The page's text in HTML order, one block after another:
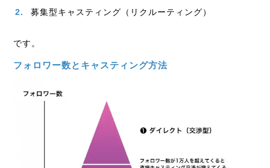
募集型キャスティング（リクルーティング）
です。
フォロワー数とキャスティング方法